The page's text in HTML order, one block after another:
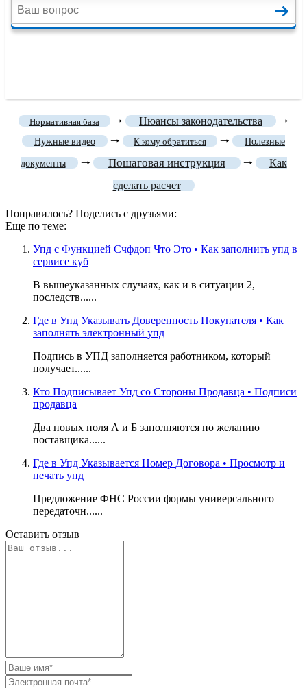
Нормативная база 🠒 Нюансы законодательства 🠒
Нужные видео 🠒 К кому обратиться 🠒 Полезные
документы 🠒 Пошаговая инструкция 🠒
Как
сделать расчет
Понравилось? Поделись с друзьями:
Еще по теме:
Упд с Функцией Счфдоп Что Это • Как заполнить упд в
сервисе куб
В вышеуказанных случаях, как и в ситуации 2,
последств......
Где в Упд Указывать Доверенность Покупателя • Как
заполнять электронный упд
Подпись в УПД заполняется работником, который
получает......
Кто Подписывает Упд со Стороны Продавца • Подписи
продавца
Два новых поля А и Б заполняются по желанию
поставщика......
Где в Упд Указывается Номер Договора • Просмотр и
печать упд
Предложение ФНС России формы универсального
передаточн......
Оставить отзыв